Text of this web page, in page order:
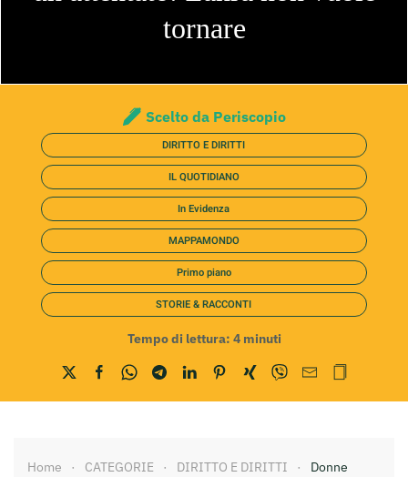
tornare
Scelto da Periscopio
DIRITTO E DIRITTI
IL QUOTIDIANO
In Evidenza
MAPPAMONDO
Primo piano
STORIE & RACCONTI
Tempo di lettura: 4 minuti
Home CATEGORIE DIRITTO E DIRITTI
Donne